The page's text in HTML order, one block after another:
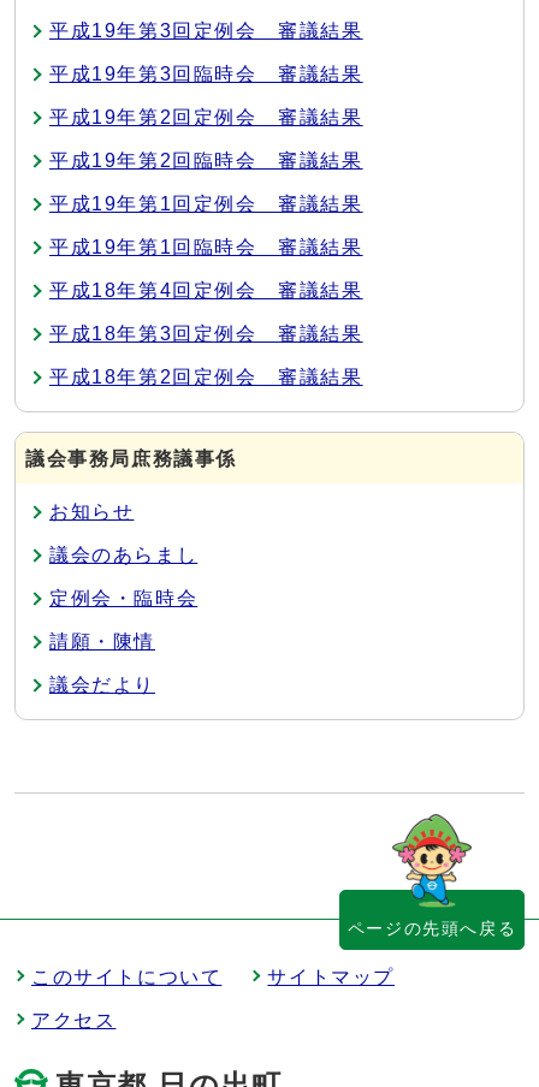
平成19年第3回定例会 審議結果
平成19年第3回臨時会 審議結果
平成19年第2回定例会 審議結果
平成19年第2回臨時会 審議結果
平成19年第1回定例会 審議結果
平成19年第1回臨時会 審議結果
平成18年第4回定例会 審議結果
平成18年第3回定例会 審議結果
平成18年第2回定例会 審議結果
議会事務局庶務議事係
お知らせ
議会のあらまし
定例会・臨時会
請願・陳情
議会だより
このサイトについて サイトマップ
アクセス
ページの先頭へ戻る